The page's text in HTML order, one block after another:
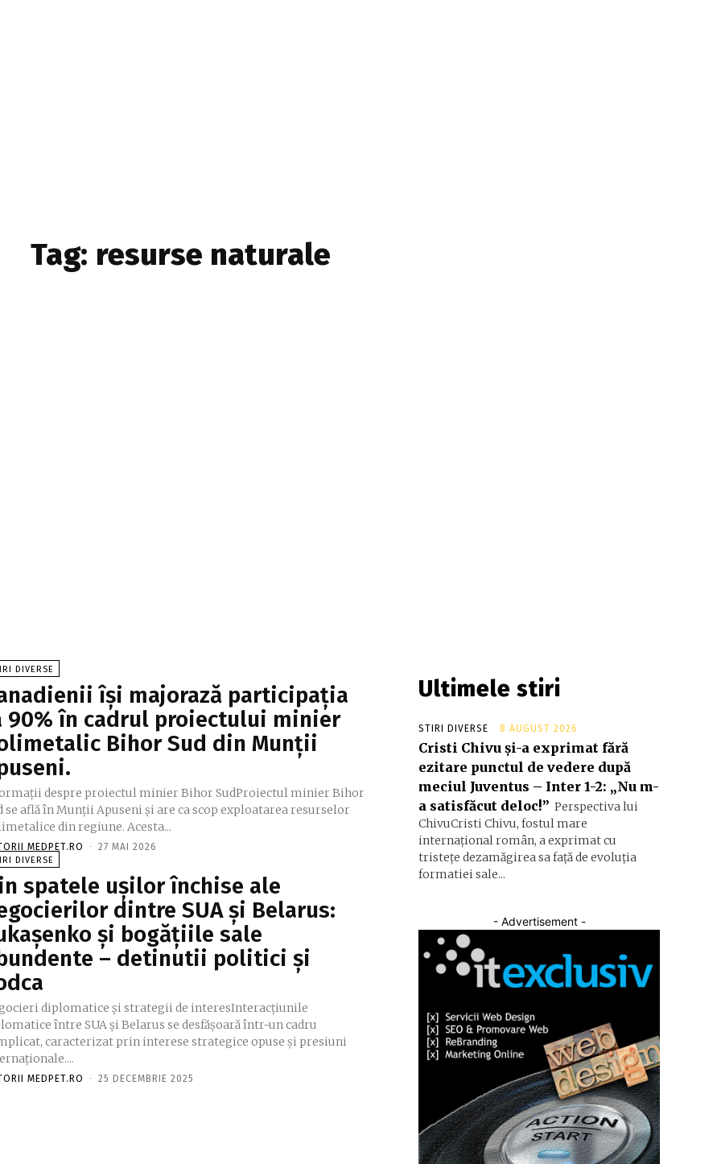
Tag: resurse naturale
DIVERSE
își majorază participația
90% în cadrul proiectului minier
Bihor Sud din Munții
despre proiectul minier Bihor SudProiectul minier Bihor
se află în Munții Apuseni și are ca scop exploatarea resurselor
din regiune. Acesta...
MEDPET.RO - 27 MAI 2026
DIVERSE
spatele ușilor închise ale
dintre SUA și Belarus:
și bogățiile sale
– detinutii politici și
diplomatice și strategii de interesInteracțiunile
între SUA și Belarus se desfășoară într-un cadru
caracterizat prin interese strategice opuse și presiuni
MEDPET.RO - 25 DECEMBRIE 2025
Ultimele stiri
STIRI DIVERSE 8 AUGUST 2026
Cristi Chivu și-a exprimat fără
ezitare punctul de vedere după
meciul Juventus – Inter 1-2: „Nu m-
a satisfăcut deloc!” Perspectiva lui
ChivuCristi Chivu, fostul mare
internațional român, a exprimat cu
tristețe dezamăgirea sa față de evoluția
formatiei sale...
- Advertisement -